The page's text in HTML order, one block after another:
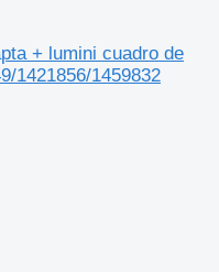
+ lumini cuadro de
1421856/1459832